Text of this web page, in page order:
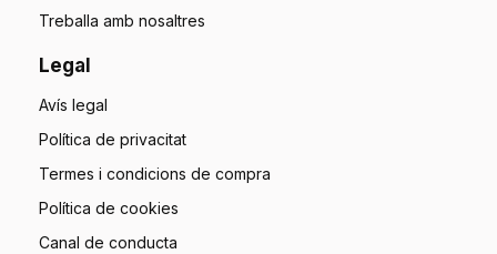
Treballa amb nosaltres
Legal
Avís legal
Política de privacitat
Termes i condicions de compra
Política de cookies
Canal de conducta